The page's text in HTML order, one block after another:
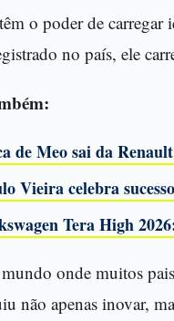
o poder de carregar
no país, ele
de Meo sai da
Vieira celebra
Tera High
onde muitos
não apenas inovar,